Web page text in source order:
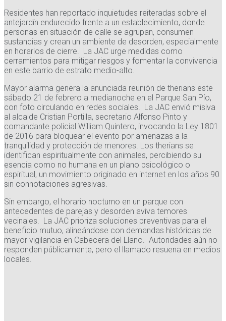
Residentes han reportado inquietudes reiteradas sobre el
antejardín endurecido frente a un establecimiento, donde
personas en situación de calle se agrupan, consumen
sustancias y crean un ambiente de desorden, especialmente
en horarios de cierre. La JAC urge medidas como
cerramientos para mitigar riesgos y fomentar la convivencia
en este barrio de estrato medio-alto.
Mayor alarma genera la anunciada reunión de therians este
sábado 21 de febrero a medianoche en el Parque San Pío,
con foto circulando en redes sociales. La JAC envió misiva
al alcalde Cristian Portilla, secretario Alfonso Pinto y
comandante policial William Quintero, invocando la Ley 1801
de 2016 para bloquear el evento por amenazas a la
tranquilidad y protección de menores. Los therians se
identifican espiritualmente con animales, percibiendo su
esencia como no humana en un plano psicológico o
espiritual, un movimiento originado en internet en los años 90
sin connotaciones agresivas.
Sin embargo, el horario nocturno en un parque con
antecedentes de parejas y desorden aviva temores
vecinales. La JAC prioriza soluciones preventivas para el
beneficio mutuo, alineándose con demandas históricas de
mayor vigilancia en Cabecera del Llano. Autoridades aún no
responden públicamente, pero el llamado resuena en medios
locales.